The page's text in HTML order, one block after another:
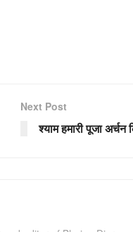
Next Post
श्याम हमारी पूजा